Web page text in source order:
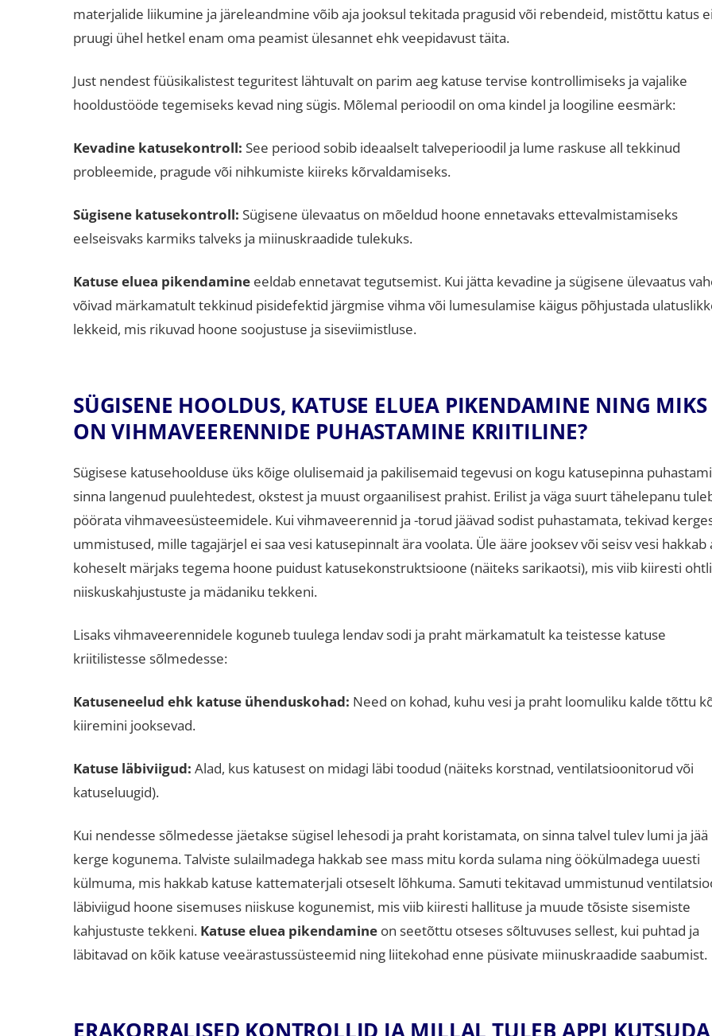
materjalide liikumine ja järeleandmine võib aja jooksul tekitada pragusid või rebendeid, mistõttu katus
pruugi ühel hetkel enam oma peamist ülesannet ehk veepidavust täita.
Just nendest füüsikalistest teguritest lähtuvalt on parim aeg katuse tervise kontrollimiseks ja vajalike
hooldustööde tegemiseks kevad ning sügis. Mõlemal perioodil on oma kindel ja loogiline eesmärk:
Kevadine katusekontroll: See periood sobib ideaalselt talveperioodil ja lume raskuse all tekkinud
probleemide, pragude või nihkumiste kiireks kõrvaldamiseks.
Sügisene katusekontroll: Sügisene ülevaatus on mõeldud hoone ennetavaks ettevalmistamiseks
eelseisvaks karmiks talveks ja miinuskraadide tulekuks.
Katuse eluea pikendamine eeldab ennetavat tegutsemist. Kui jätta kevadine ja sügisene ülevaatus
võivad märkamatult tekkinud pisidefektid järgmise vihma või lumesulamise käigus põhjustada
lekkeid, mis rikuvad hoone soojustuse ja siseviimistluse.
SÜGISENE HOOLDUS, KATUSE ELUEA PIKENDAMINE NING MIKS
ON VIHMAVEERENNIDE PUHASTAMINE KRIITILINE?
Sügisese katusehoolduse üks kõige olulisemaid ja pakilisemaid tegevusi on kogu katusepinna
sinna langenud puulehtedest, okstest ja muust orgaanilisest prahist. Erilist ja väga suurt tähelepanu
pöörata vihmaveesüsteemidele. Kui vihmaveerennid ja -torud jäävad sodist puhastamata, tekivad
ummistused, mille tagajärjel ei saa vesi katusepinnalt ära voolata. Üle ääre jooksev või seisv vesi hakkab
koheselt märjaks tegema hoone puidust katusekonstruktsioone (näiteks sarikaotsi), mis viib kiiresti
niiskuskahjustuste ja mädaniku tekkeni.
Lisaks vihmaveerennidele koguneb tuulega lendav sodi ja praht märkamatult ka teistesse katuse
kriitilistesse sõlmedesse:
Katuseneelud ehk katuse ühenduskohad: Need on kohad, kuhu vesi ja praht loomuliku kalde tõttu
kiiremini jooksevad.
Katuse läbiviigud: Alad, kus katusest on midagi läbi toodud (näiteks korstnad, ventilatsioonitorud või
katuseluugid).
Kui nendesse sõlmedesse jäetakse sügisel lehesodi ja praht koristamata, on sinna talvel tulev lumi ja jää
kerge kogunema.Talviste sulailmadega hakkab see mass mitu korda sulama ning öökülmadega uuesti
külmuma, mis hakkab katuse kattematerjali otseselt lõhkuma. Samuti tekitavad ummistunud
läbiviigud hoone sisemuses niiskuse kogunemist, mis viib kiiresti hallituse ja muude tõsiste sisemiste
kahjustuste tekkeni. Katuse eluea pikendamine on seetõttu otseses sõltuvuses sellest, kui puhtad ja
läbitavad on kõik katuse veeärastussüsteemid ning liitekohad enne püsivate miinuskraadide saabumist.